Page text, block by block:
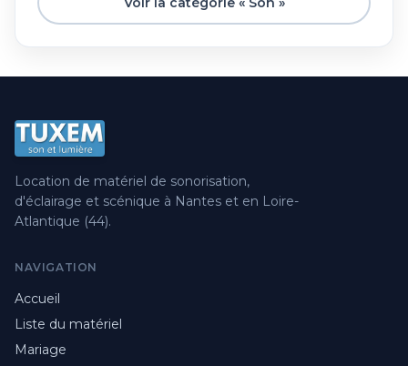
Location de matériel de sonorisation,
d'éclairage et scénique à Nantes et en Loire-
Atlantique (44).
NAVIGATION
Accueil
Liste du matériel
Mariage